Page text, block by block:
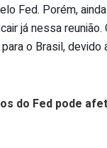
Fed. Porém,
já nessa
o Brasil, devido
do Fed pode